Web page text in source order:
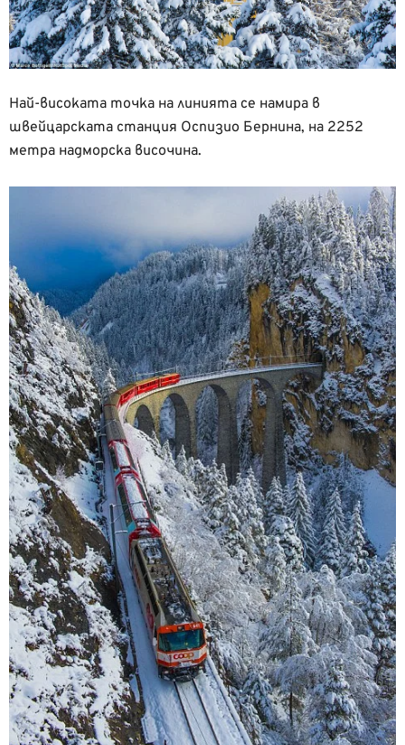
Най-високата точка на линията се намира в
швейцарската станция Оспизио Бернина, на 2252
метра надморска височина.